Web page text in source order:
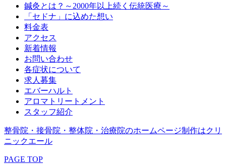
鍼灸とは？～2000年以上続く伝統医療～
「セドナ」に込めた想い
料金表
アクセス
新着情報
お問い合わせ
各症状について
求人募集
エバーハルト
アロマトリートメント
スタッフ紹介
整骨院・接骨院・整体院・治療院のホームページ制作はクリ
ニックエール
PAGE TOP